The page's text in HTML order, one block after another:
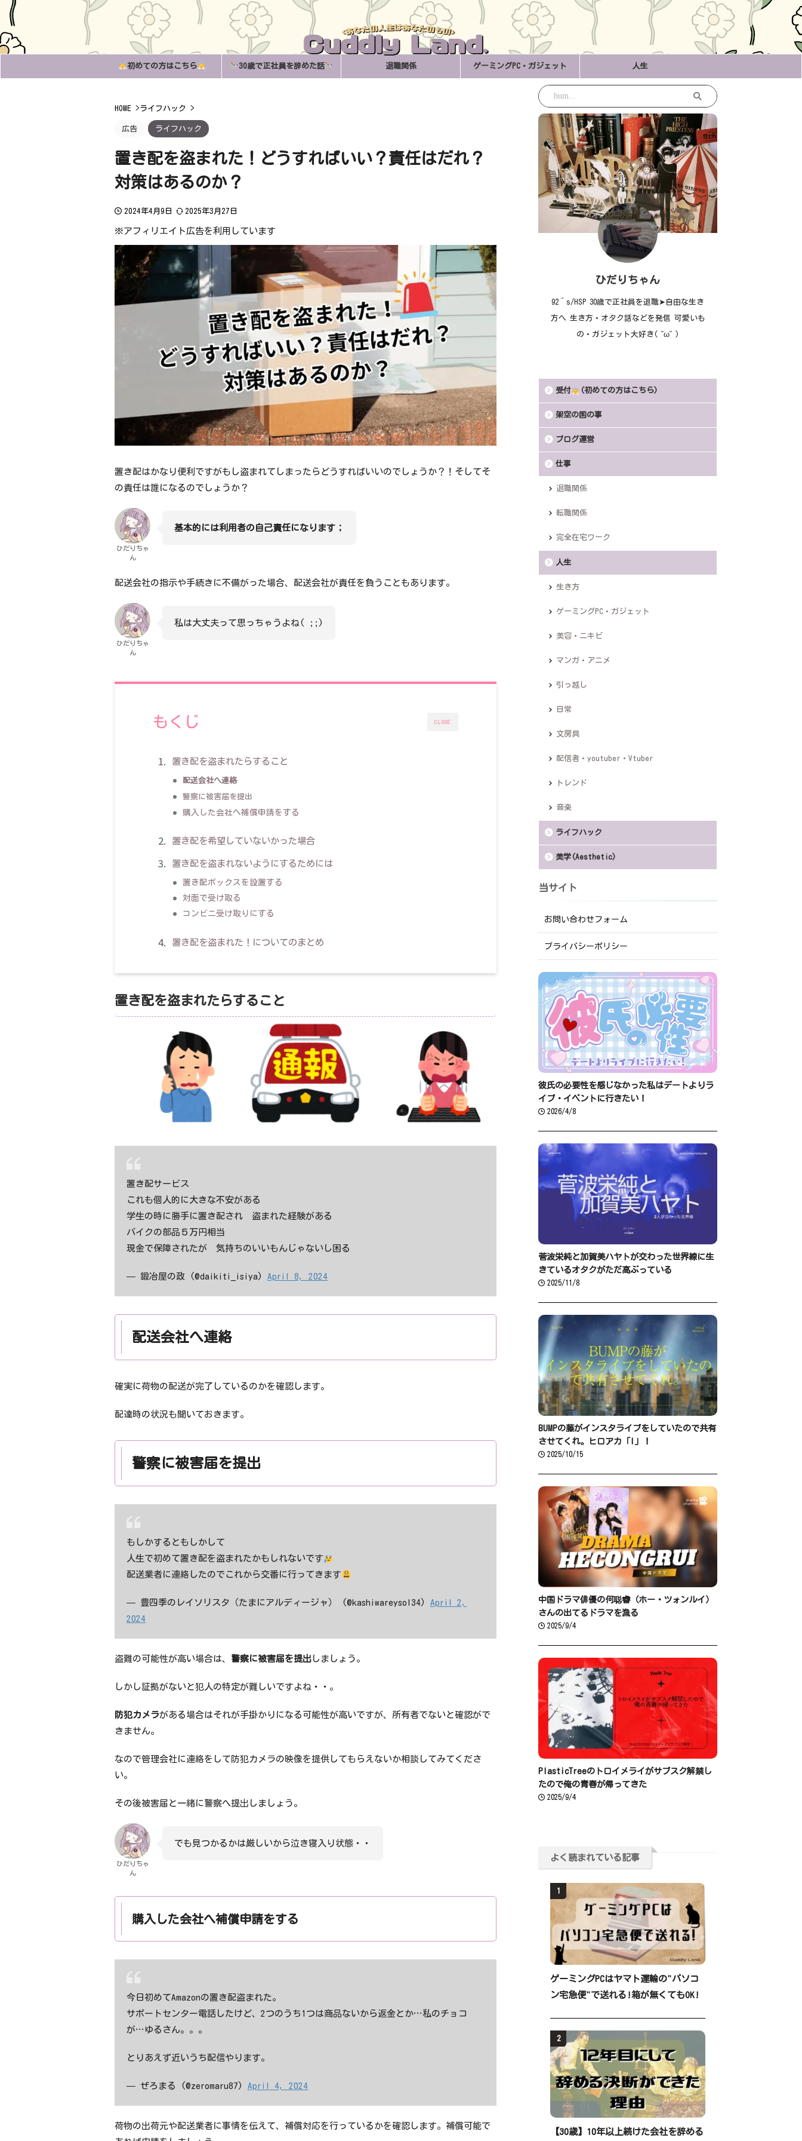
初めての方はこちら 30歳で正社員を辞めた話 退職関係 ゲーミングPC・ガジェット 人生
HOME >ライフハック >
広告 ライフハック
置き配を盗まれた！どうすればいい？責任はだれ？
対策はあるのか？
2024年4月9日 2025年3月27日
※アフィリエイト広告を利用しています
置き配はかなり便利ですがもし盗まれてしまったらどうすればいいのでしょうか？！そしてそ
の責任は誰になるのでしょうか？
ひだりちゃ
ん
基本的には利用者の自己責任になります；
配送会社の指示や手続きに不備がった場合、配送会社が責任を負うこともあります。
ひだりちゃ
ん
私は大丈夫って思っちゃうよね( ;;)
CLOSE
もくじ
置き配を盗まれたらすること
配送会社へ連絡
警察に被害届を提出
購入した会社へ補償申請をする
置き配を希望していないかった場合
置き配を盗まれないようにするためには
置き配ボックスを設置する
対面で受け取る
コンビニ受け取りにする
置き配を盗まれた！についてのまとめ
置き配を盗まれたらすること
置き配サービス
これも個人的に大きな不安がある
学生の時に勝手に置き配され 盗まれた経験がある
バイクの部品５万円相当
配送会社へ連絡
配送業者に連絡したのでこれから交番に行ってきます
盗難の可能性が高い場合は、警察に被害届を提出
しかし証拠がないと犯人の特定が難しいですよね・・。
きません。
い。
その後被害届と一緒に警察へ提出しましょう。
ん
購入した会社へ補償申請をする
今日初めてAmazonの置き配盗まれた。
— ぜろまる (@zeromaru87) April 4, 2024
ひだりちゃん
92´s/HSP 30歳で正社員を退職➤自由な生き
方へ 生き方・オタク話などを発信 可愛いも
の・ガジェット大好き( ˘ω˘ )
受付 (初めての方はこちら)
架空の国の事
ブログ運営
仕事
退職関係
転職関係
完全在宅ワーク
人生
生き方
ゲーミングPC・ガジェット
美容・ニキビ
マンガ・アニメ
引っ越し
日常
文房具
配信者・youtuber・Vtuber
トレンド
音楽
ライフハック
美学(Aesthetic)
当サイト
お問い合わせフォーム
プライバシーポリシー
彼氏の必要性を感じなかった私はデートよりラ
イブ・イベントに行きたい！
2026/4/8
菅波栄純と加賀美ハヤトが交わった世界線に生
きているオタクがただ高ぶっている
2025/11/8
BUMPの藤がインスタライブをしていたので共有
させてくれ。ヒロアカ「I」！
2025/10/15
中国ドラマ俳優の何聪睿（ホー・ツォンルイ）
さんの出てるドラマを漁る
2025/9/4
PlasticTreeのトロイメライがサブスク解禁し
たので俺の青春が帰ってきた
2025/9/4
よく読まれている記事
1
ゲーミングPCはヤマト運輸の"パソコ
ン宅急便"で送れる!箱が無くてもOK!
2
【30歳】10年以上続けた会社を辞める